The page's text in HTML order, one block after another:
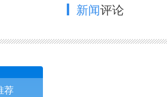
新闻评论
荐